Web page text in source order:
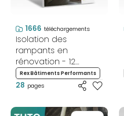
1666 téléchargements
Isolation des
rampants en
rénovation - 12
enseignements à
connaître
Rex Bâtiments Performants
28 pages